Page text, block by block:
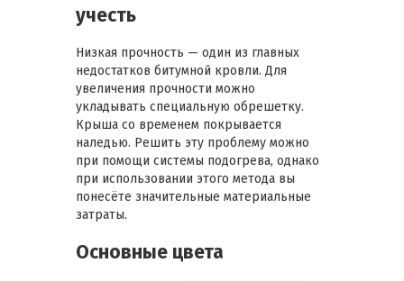
учесть
Низкая прочность — один из главных
недостатков битумной кровли. Для
увеличения прочности можно
укладывать специальную обрешетку.
Крыша со временем покрывается
наледью. Решить эту проблему можно
при помощи системы подогрева, однако
при использовании этого метода вы
понесёте значительные материальные
затраты.
Основные цвета